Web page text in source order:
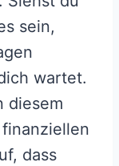
sein,
wartet.
diesem
dass